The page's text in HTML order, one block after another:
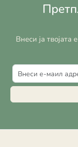
Внеси ја твојата